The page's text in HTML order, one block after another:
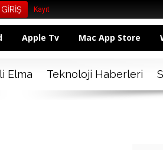
Kayıt
Apple Tv Mac App Store
Elma Teknoloji Haberleri